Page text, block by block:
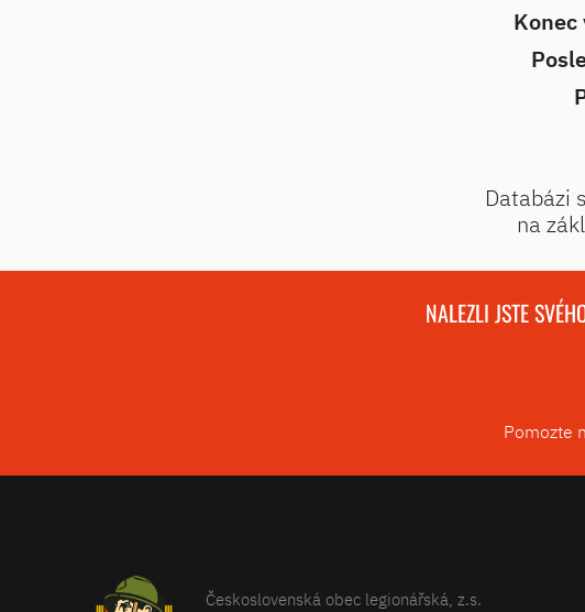
Databázi
na
NALEZLI JSTE
Pomozte
Československá obec legionářská, z.s.